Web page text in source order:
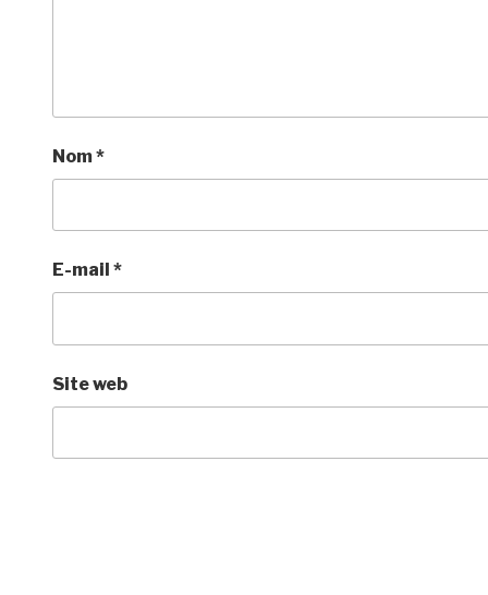
Nom*
E-mail *
Site web